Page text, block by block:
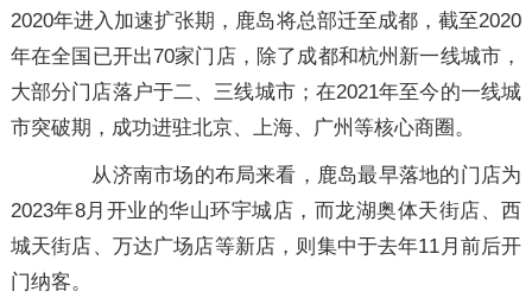
2020年进入加速扩张期，鹿岛将总部迁至成都，截至2020
年在全国已开出70家门店，除了成都和杭州新一线城市，
大部分门店落户于二、三线城市；在2021年至今的一线城
市突破期，成功进驻北京、上海、广州等核心商圈。
从济南市场的布局来看，鹿岛最早落地的门店为
2023年8月开业的华山环宇城店，而龙湖奥体天街店、西
城天街店、万达广场店等新店，则集中于去年11月前后开
门纳客。